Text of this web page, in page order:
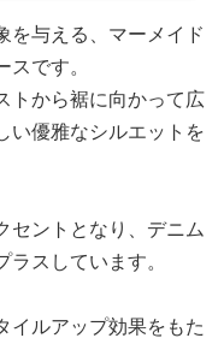
を与える、マーメイド
です。
トから裾に向かって広
い優雅なシルエットを
セントとなり、デニム
スしています。
イルアップ効果をもた